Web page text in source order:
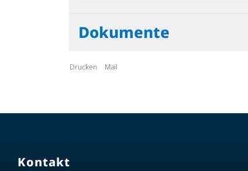
Dokumente
Drucken Mail
Kontakt